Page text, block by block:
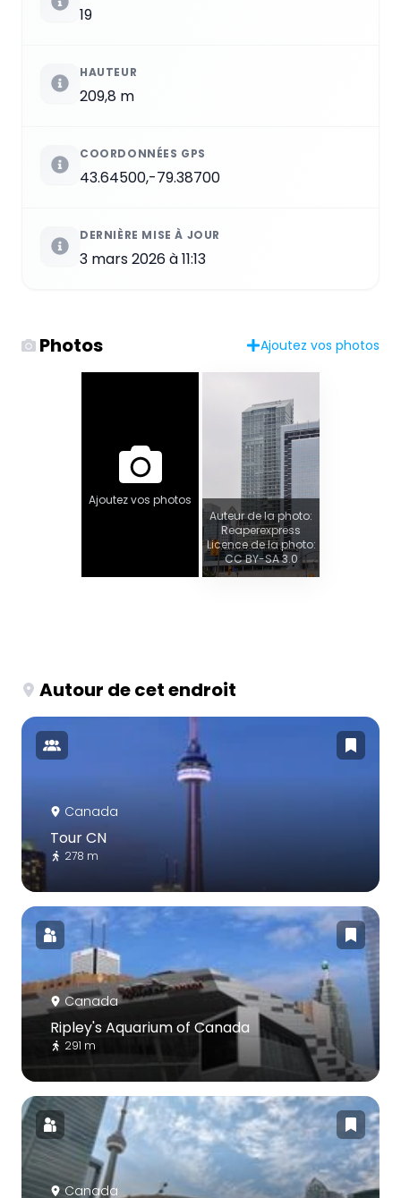
19
HAUTEUR
209,8 m
COORDONNÉES GPS
43.64500,-79.38700
DERNIÈRE MISE À JOUR
3 mars 2026 à 11:13
Photos Ajoutez vos photos
Ajoutez vos photos
Auteur de la photo:
Reaperexpress
Licence de la photo:
CC BY-SA 3.0
Autour de cet endroit
Canada
Tour CN
278 m
Canada
Ripley's Aquarium of Canada
291 m
Canada